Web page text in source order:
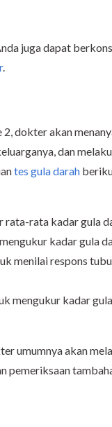
juga dapat
.
dokter akan
dan
tes gula darah
rata-rata kadar gula
kadar gula
menilai respons
mengukur kadar
umumnya akan
pemeriksaan